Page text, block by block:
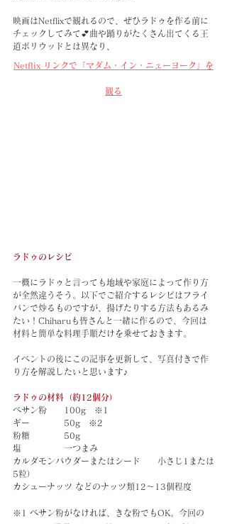
映画はNetflixで観れるので、ぜひラドゥを作る前に
チェックしてみて💕曲や踊りがたくさん出てくる王
道ボリウッドとは異なり、
Netflix リンクで「マダム・イン・ニューヨーク」を
観る
ラドゥのレシピ
一概にラドゥと言っても地域や家庭によって作り方
が全然違うそう。以下でご紹介するレシピはフライ
パンで炒るものですが、揚げたりする方法もあるみ
たい！Chiharuも皆さんと一緒に作るので、今回は
材料と簡単な料理手順だけを乗せておきます。
イベントの後にこの記事を更新して、写真付きで作
り方を解説したいと思います♪
ラドゥの材料（約12個分）
ベサン粉　　100g　※1
ギー　　　　50g　※2
粉糖　　　　50g
塩　　　　　一つまみ
カルダモンパウダーまたはシード　　小さじ1または
5粒）
カシューナッツ などのナッツ類12～13個程度
※1 ベサン粉がなければ、きな粉でもOK。今回の